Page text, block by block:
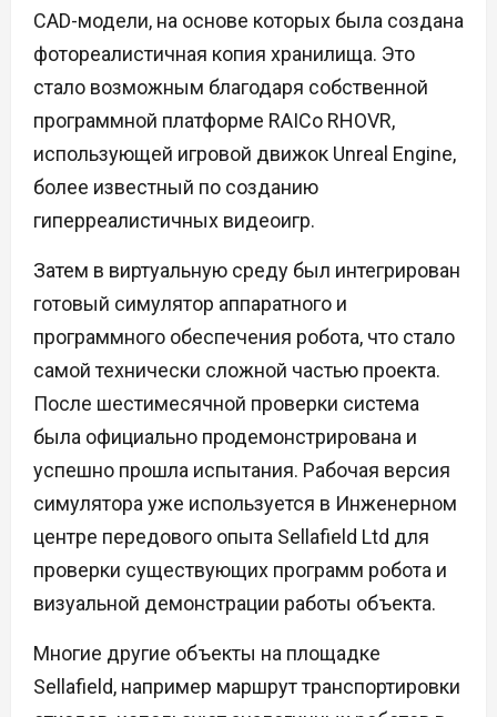
CAD-модели, на основе которых была создана
фотореалистичная копия хранилища. Это
стало возможным благодаря собственной
программной платформе RAICo RHOVR,
использующей игровой движок Unreal Engine,
более известный по созданию
гиперреалистичных видеоигр.
Затем в виртуальную среду был интегрирован
готовый симулятор аппаратного и
программного обеспечения робота, что стало
самой технически сложной частью проекта.
После шестимесячной проверки система
была официально продемонстрирована и
успешно прошла испытания. Рабочая версия
симулятора уже используется в Инженерном
центре передового опыта Sellafield Ltd для
проверки существующих программ робота и
визуальной демонстрации работы объекта.
Многие другие объекты на площадке
Sellafield, например маршрут транспортировки